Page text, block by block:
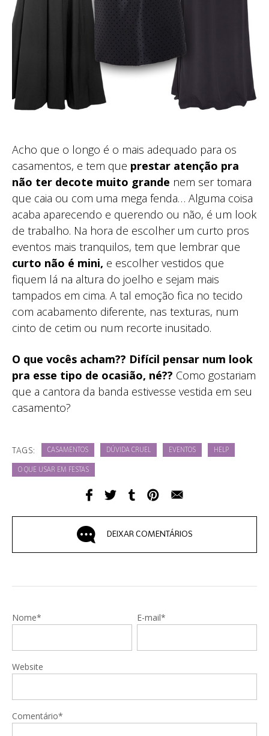
Acho que o longo é o mais adequado para os
casamentos, e tem que prestar atenção pra
não ter decote muito grande nem ser tomara
que caia ou com uma mega fenda… Alguma coisa
acaba aparecendo e querendo ou não, é um look
de trabalho. Na hora de escolher um curto pros
eventos mais tranquilos, tem que lembrar que
curto não é mini, e escolher vestidos que
fiquem lá na altura do joelho e sejam mais
tampados em cima. A tal emoção fica no tecido
com acabamento diferente, nas texturas, num
cinto de cetim ou num recorte inusitado.
O que vocês acham?? Difícil pensar num look
pra esse tipo de ocasião, né?? Como gostariam
que a cantora da banda estivesse vestida em seu
casamento?
TAGS: CASAMENTOS DÚVIDA CRUEL EVENTOS HELP
O QUE USAR EM FESTAS
DEIXAR COMENTÁRIOS
Nome* E-mail*
Website
Comentário*